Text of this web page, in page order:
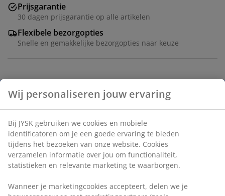
Prijsgarantie
30 dagen prijsgarantie op alle artikelen
Flexibele bezorgopties
Snelle en gemakkelijke bezorgopties naar keuze
Artikelnummer: 1818204
Specificaties
Beoordelingen